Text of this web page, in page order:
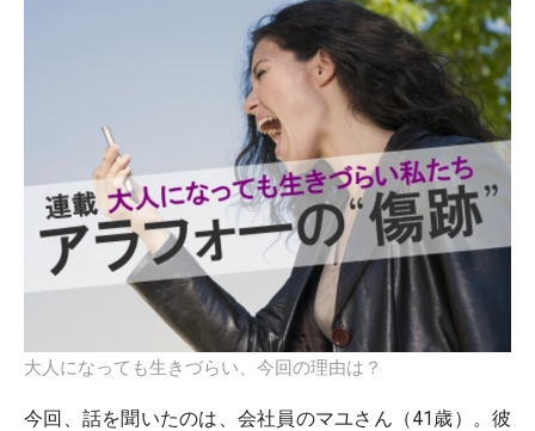
大人になっても生きづらい、今回の理由は？
今回、話を聞いたのは、会社員のマユさん（41歳）。彼